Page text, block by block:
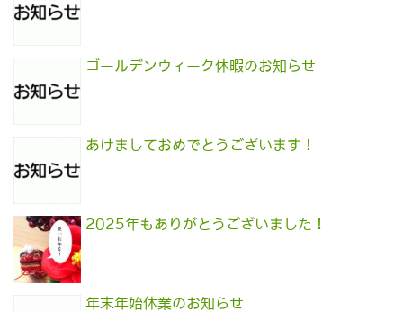
ゴールデンウィーク休暇のお知らせ
あけましておめでとうございます！
2025年もありがとうございました！
年末年始休業のお知らせ